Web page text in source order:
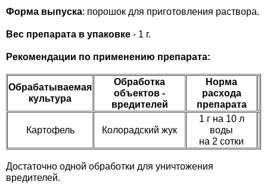
Форма выпуска: порошок для приготовления раствора.
Вес препарата в упаковке - 1 г.
Рекомендации по применению препарата:
Обрабатываемая
культура
Обработка
объектов -
вредителей
Норма
расхода
препарата
Картофель Колорадский жук
1 г на 10 л
воды
на 2 сотки
Достаточно одной обработки для уничтожения
вредителей.
Семена шпината
Семена щавеля
Элитные семена в банках
Хозяйственные товары
Средства защиты растений
Купить семена - хиты продаж
Архив